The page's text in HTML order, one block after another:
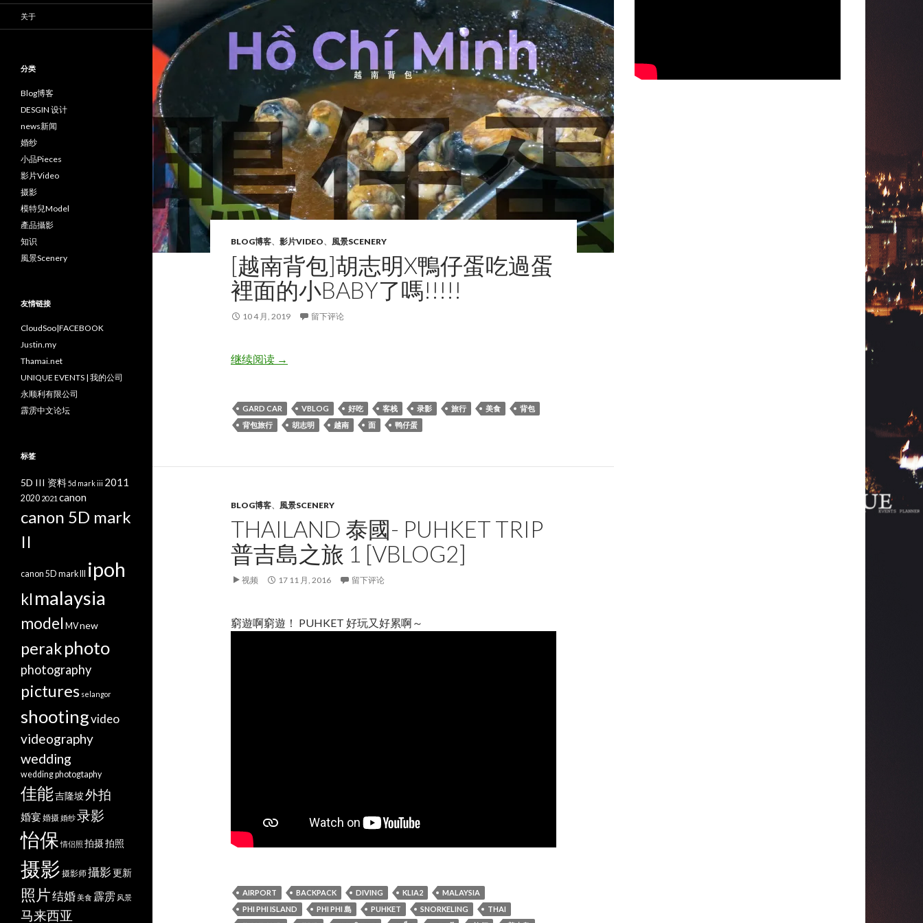
BLOG博客、 影片VIDEO、 風景SCENERY
[越南背包]胡志明X鴨仔蛋吃過蛋
裡面的小BABY了嗎!!!!!
10 4 月, 2019 留下评论
继续阅读[越南背包]胡志明x鴨仔蛋吃過蛋裡面的小baby了嗎!!!!!
→
GARD CAR VBLOG 好吃 客栈 录影 旅行 美食
背包
背包旅行
胡志明 越南 面 鸭仔蛋
BLOG博客、 風景SCENERY
THAILAND 泰國- PUHKET TRIP
普吉島之旅 1 [VBLOG2]
视频 17 11 月, 2016 留下评论
窮遊啊窮遊！ PUHKET 好玩又好累啊～
AIRPORT BACKPACK DIVING KLIA2
MALAYSIA
PHI PHI ISLAND
PHI PHI 島 PUHKET SNORKELING
THAI
关于
分类
Blog博客
DESGIN 设计
news新闻
婚纱
小品Pieces
影片Video
摄影
模特兒Model
產品攝影
知识
風景Scenery
友情链接
CloudSoo|FACEBOOK
Justin.my
Thamai.net
UNIQUE EVENTS | 我的公司
永顺利有限公司
霹雳中文论坛
标签
5D III 资料5d mark iii 2011
2020 2021 canon
canon 5D mark
II
canon 5D mark III ipoh
kl malaysia
model MVnew
perakphoto
photography
pictures selangor
shootingvideo
videography
wedding
wedding photogtaphy
佳能吉隆坡外拍
婚宴婚摄婚纱录影
怡保 情侣照 拍摄拍照
摄影 摄影师攝影更新
照片结婚美食 霹雳 风景
马来西亚